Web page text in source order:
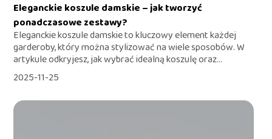
Eleganckie koszule damskie – jak tworzyć
ponadczasowe zestawy?
Eleganckie koszule damskie to kluczowy element każdej
garderoby, który można stylizować na wiele sposobów. W
artykule odkryjesz, jak wybrać idealną koszulę oraz...
2025-11-25